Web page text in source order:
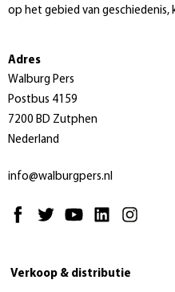
op het gebied van
Adres
Walburg Pers
Postbus 4159
7200 BD Zutphen
Nederland
info@walburgpers.nl
Verkoop & distributie